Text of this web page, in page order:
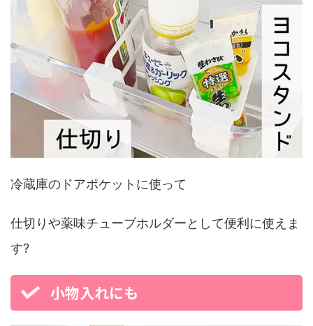
冷蔵庫のドアポケットに使って
仕切りや薬味チューブホルダーとして便利に使えま
す?
小物入れにも